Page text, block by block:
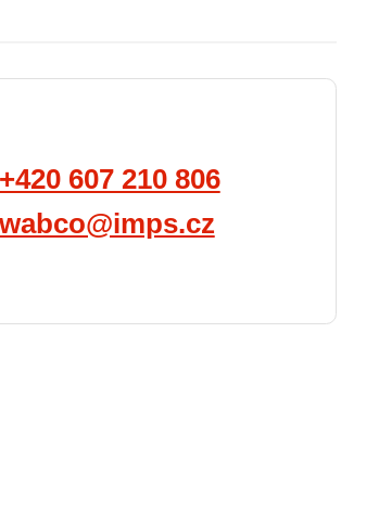
+420 607 210 806